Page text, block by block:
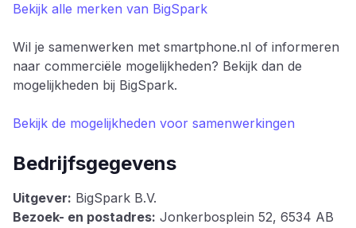
Bekijk alle merken van BigSpark
Wil je samenwerken met smartphone.nl of informeren
naar commerciële mogelijkheden? Bekijk dan de
mogelijkheden bij BigSpark.
Bekijk de mogelijkheden voor samenwerkingen
Bedrijfsgegevens
Uitgever: BigSpark B.V.
Bezoek- en postadres: Jonkerbosplein 52, 6534 AB